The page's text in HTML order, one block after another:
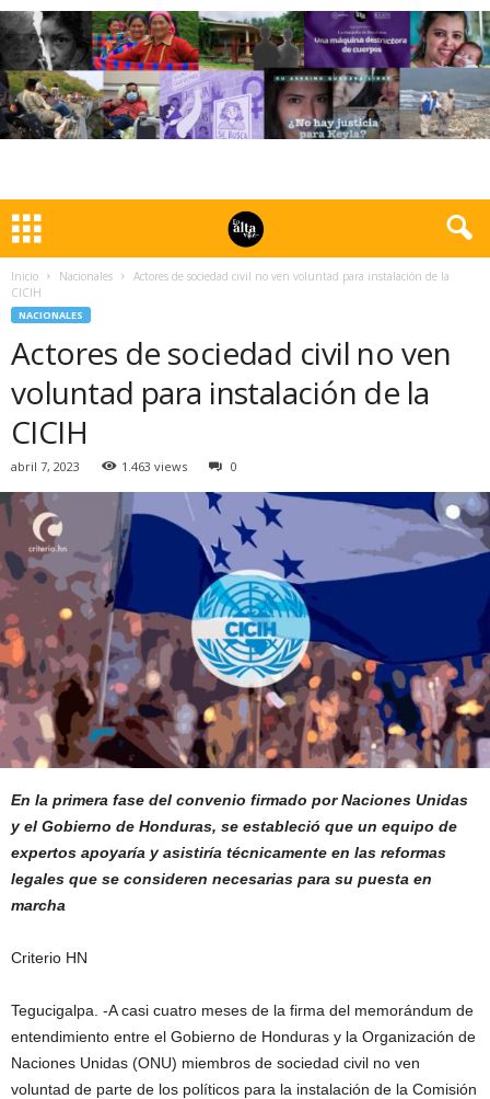
Inicio Nacionales
Actores de sociedad civil no ven voluntad para instalación de la
CICIH
NACIONALES
Actores de sociedad civil no ven
voluntad para instalación de la
CICIH
abril 7, 2023 1.463 views 0
En la primera fase del convenio firmado por Naciones Unidas
y el Gobierno de Honduras, se estableció que un equipo de
expertos apoyaría y asistiría técnicamente en las reformas
legales que se consideren necesarias para su puesta en
marcha
Criterio HN
Tegucigalpa. -A casi cuatro meses de la firma del memorándum de
entendimiento entre el Gobierno de Honduras y la Organización de
Naciones Unidas (ONU) miembros de sociedad civil no ven
voluntad de parte de los políticos para la instalación de la Comisión